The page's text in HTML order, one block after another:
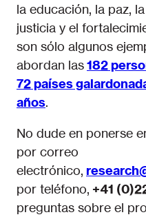
la educación, la paz,
justicia y el
son sólo algunos
abordan las182
72 países
años.
No dude en ponerse
por correo
electrónico,
por teléfono, +41
preguntas sobre el